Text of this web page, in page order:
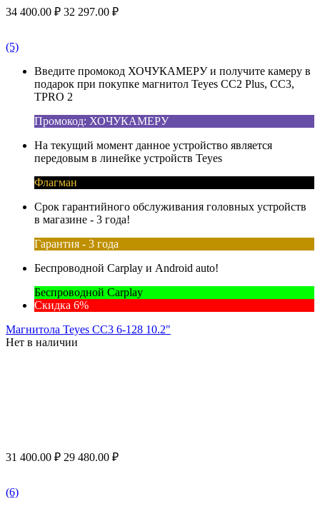
34 400.00 ₽ 32 297.00 ₽
(5)
Введите промокод ХОЧУКАМЕРУ и получите камеру в
подарок при покупке магнитол Teyes CC2 Plus, CC3,
TPRO 2
Промокод: ХОЧУКАМЕРУ
На текущий момент данное устройство является
передовым в линейке устройств Teyes
Флагман
Срок гарантийного обслуживания головных устройств
в магазине - 3 года!
Гарантия - 3 года
Беспроводной Carplay и Android auto!
Беспроводной Carplay
Скидка 6%
Магнитола Teyes CC3 6-128 10.2"
Нет в наличии
31 400.00 ₽ 29 480.00 ₽
(6)